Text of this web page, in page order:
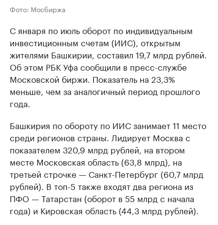
Фото: Мосбиржа
С января по июль оборот по индивидуальным
инвестиционным счетам (ИИС), открытым
жителями Башкирии, составил 19,7 млрд рублей.
Об этом РБК Уфа сообщили в пресс-службе
Московской биржи. Показатель на 23,3%
меньше, чем за аналогичный период прошлого
года.
Башкирия по обороту по ИИС занимает 11 место
среди регионов страны. Лидирует Москва с
показателем 320,9 млрд рублей, на втором
месте Московская область (63,8 млрд), на
третьей строчке — Санкт-Петербург (60,7 млрд
рублей). В топ-5 также входят два региона из
ПФО — Татарстан (оборот в 55 млрд с начала
года) и Кировская область (44,3 млрд рублей).